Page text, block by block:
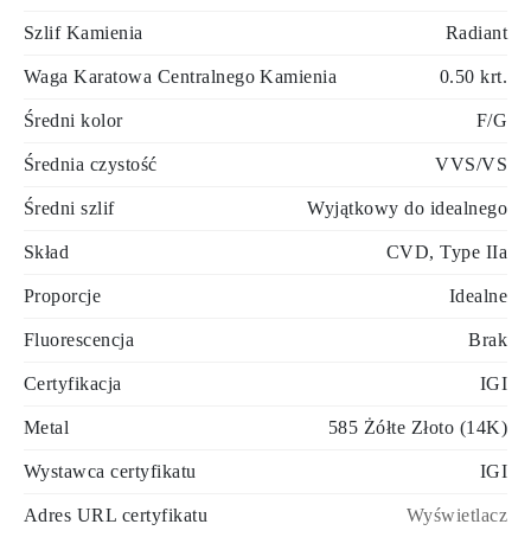
Szlif Kamienia Radiant
Waga Karatowa Centralnego Kamienia 0.50 krt.
Średni kolor F/G
Średnia czystość VVS/VS
Średni szlif Wyjątkowy do idealnego
Skład CVD, Type IIa
Proporcje Idealne
Fluorescencja Brak
Certyfikacja IGI
Metal 585 Żółte Złoto (14K)
Wystawca certyfikatu IGI
Adres URL certyfikatu Wyświetlacz